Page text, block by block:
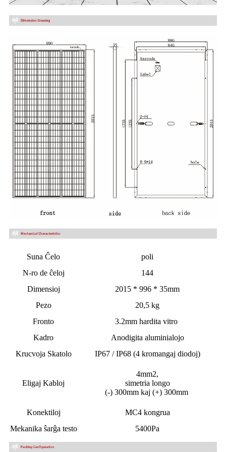
Suna Ĉelo
poli
N-ro de ĉeloj
144
Dimensioj
2015 * 996 * 35mm
Pezo
20,5 kg
Fronto
3.2mm hardita vitro
Kadro
Anodigita aluminialojo
Krucvoja Skatolo
IP67 / IP68 (4 kromangaj diodoj)
Eligaj Kabloj
4mm2,
simetria longo
(-) 300mm kaj (+) 300mm
Konektiloj
MC4 kongrua
Mekanika ŝarĝa testo
5400Pa